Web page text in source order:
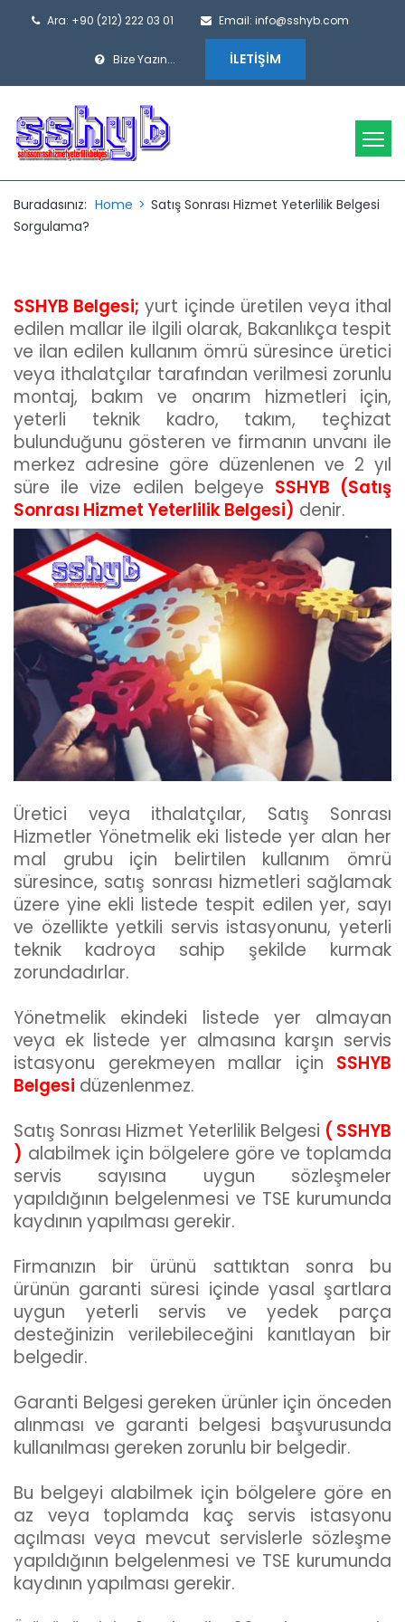
Ara: +90 (212) 222 03 01 Email: info@sshyb.com
Bize Yazın... İLETIŞIM
Buradasınız: Home > Satış Sonrası Hizmet Yeterlilik Belgesi
Sorgulama?
SSHYB Belgesi; yurt içinde üretilen veya ithal
edilen mallar ile ilgili olarak, Bakanlıkça tespit
ve ilan edilen kullanım ömrü süresince üretici
veya ithalatçılar tarafından verilmesi zorunlu
montaj, bakım ve onarım hizmetleri için,
yeterli teknik kadro, takım, teçhizat
bulunduğunu gösteren ve firmanın unvanı ile
merkez adresine göre düzenlenen ve 2 yıl
süre ile vize edilen belgeye SSHYB (Satış
Sonrası Hizmet Yeterlilik Belgesi) denir.
Üretici veya ithalatçılar, Satış Sonrası
Hizmetler Yönetmelik eki listede yer alan her
mal grubu için belirtilen kullanım ömrü
süresince, satış sonrası hizmetleri sağlamak
üzere yine ekli listede tespit edilen yer, sayı
ve özellikte yetkili servis istasyonunu, yeterli
teknik kadroya sahip şekilde kurmak
zorundadırlar.
Yönetmelik ekindeki listede yer almayan
veya ek listede yer almasına karşın servis
istasyonu gerekmeyen mallar için SSHYB
Belgesi düzenlenmez.
Satış Sonrası Hizmet Yeterlilik Belgesi ( SSHYB
) alabilmek için bölgelere göre ve toplamda
servis sayısına uygun sözleşmeler
yapıldığının belgelenmesi ve TSE kurumunda
kaydının yapılması gerekir.
Firmanızın bir ürünü sattıktan sonra bu
ürünün garanti süresi içinde yasal şartlara
uygun yeterli servis ve yedek parça
desteğinizin verilebileceğini kanıtlayan bir
belgedir.
Garanti Belgesi gereken ürünler için önceden
alınması ve garanti belgesi başvurusunda
kullanılması gereken zorunlu bir belgedir.
Bu belgeyi alabilmek için bölgelere göre en
az veya toplamda kaç servis istasyonu
açılması veya mevcut servislerle sözleşme
yapıldığının belgelenmesi ve TSE kurumunda
kaydının yapılması gerekir.